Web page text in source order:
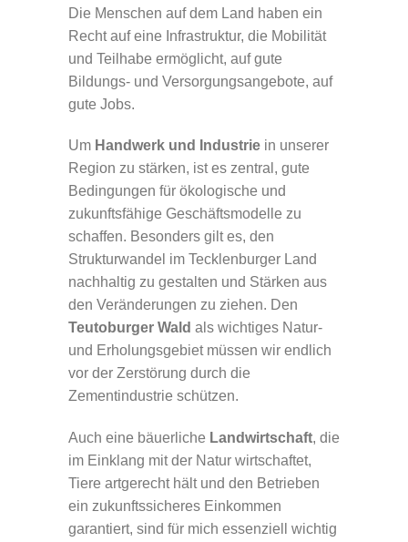
Die Menschen auf dem Land haben ein
Recht auf eine Infrastruktur, die Mobilität
und Teilhabe ermöglicht, auf gute
Bildungs- und Versorgungsangebote, auf
gute Jobs.
Um Handwerk und Industrie in unserer
Region zu stärken, ist es zentral, gute
Bedingungen für ökologische und
zukunftsfähige Geschäftsmodelle zu
schaffen. Besonders gilt es, den
Strukturwandel im Tecklenburger Land
nachhaltig zu gestalten und Stärken aus
den Veränderungen zu ziehen. Den
Teutoburger Wald als wichtiges Natur-
und Erholungsgebiet müssen wir endlich
vor der Zerstörung durch die
Zementindustrie schützen.
Auch eine bäuerliche Landwirtschaft, die
im Einklang mit der Natur wirtschaftet,
Tiere artgerecht hält und den Betrieben
ein zukunftssicheres Einkommen
garantiert, sind für mich essenziell wichtig